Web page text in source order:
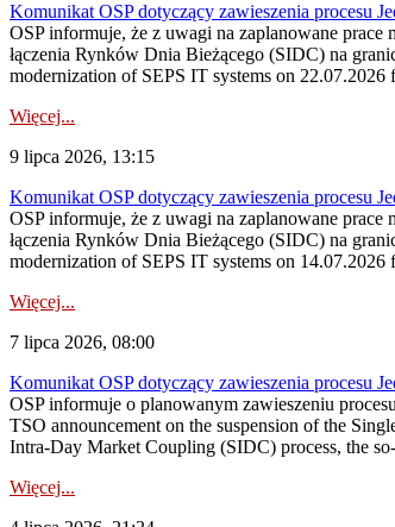
Komunikat OSP dotyczący zawieszenia procesu
OSP informuje, że z uwagi na zaplanowane
łączenia Rynków Dnia Bieżącego (SIDC) na
modernization of SEPS IT systems on
Więcej...
9 lipca 2026, 13:15
Komunikat OSP dotyczący zawieszenia procesu
OSP informuje, że z uwagi na zaplanowane
łączenia Rynków Dnia Bieżącego (SIDC) na
modernization of SEPS IT systems on
Więcej...
7 lipca 2026, 08:00
Komunikat OSP dotyczący zawieszenia procesu
OSP informuje o planowanym zawieszeniu
TSO announcement on the suspension of the
Intra-Day Market Coupling (SIDC) process, the
Więcej...